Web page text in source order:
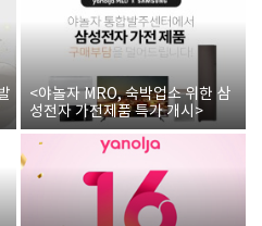
<야놀자 MRO, 숙박업소 위한 삼
성전자 가전제품 특가 개시>